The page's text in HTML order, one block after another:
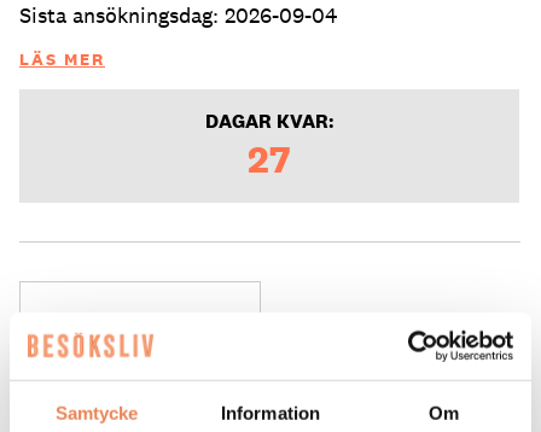
Samtycke Information Om
Sista ansökningsdag: 2026-09-04
LÄS MER
DAGAR KVAR:
27